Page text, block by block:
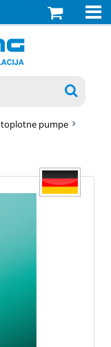


toplotne pumpe